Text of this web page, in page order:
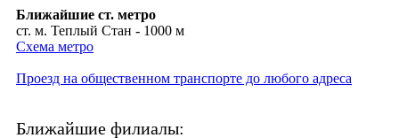
Ближайшие ст. метро
ст. м. Теплый Стан - 1000 м
Схема метро
Проезд на общественном транспорте до любого адреса
Ближайшие филиалы: